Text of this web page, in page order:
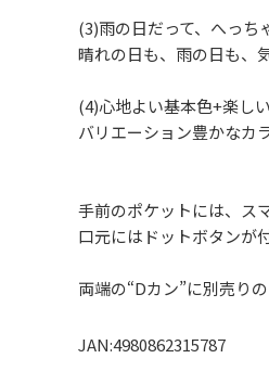
(3)雨の日だって、へっち
晴れの日も、雨の日も、
(4)心地よい基本色+楽し
バリエーション豊かなカ
手前のポケットには、ス
口元にはドットボタンが
両端の“Dカン”に別売り
JAN:4980862315787